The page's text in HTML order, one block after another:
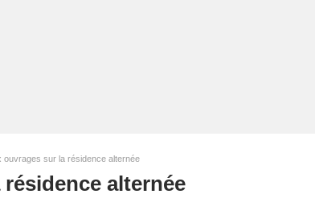
ouvrages sur la résidence alternée
alternée